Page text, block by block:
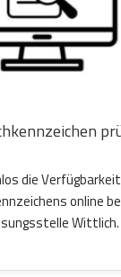
die
online
Wittlich.